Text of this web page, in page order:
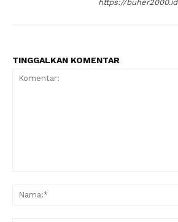
https://buher2000.id
TINGGALKAN KOMENTAR